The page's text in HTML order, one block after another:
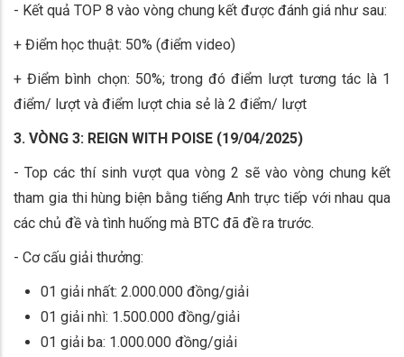
- Kết quả TOP 8 vào vòng chung kết được đánh giá như sau:
+ Điểm học thuật: 50% (điểm video)
+ Điểm bình chọn: 50%; trong đó điểm lượt tương tác là 1
điểm/ lượt và điểm lượt chia sẻ là 2 điểm/ lượt
3. VÒNG 3: REIGN WITH POISE (19/04/2025)
- Top các thí sinh vượt qua vòng 2 sẽ vào vòng chung kết
tham gia thi hùng biện bằng tiếng Anh trực tiếp với nhau qua
các chủ đề và tình huống mà BTC đã đề ra trước.
- Cơ cấu giải thưởng:
01 giải nhất: 2.000.000 đồng/giải
01 giải nhì: 1.500.000 đồng/giải
01 giải ba: 1.000.000 đồng/giải